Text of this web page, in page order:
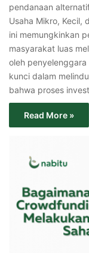
pendanaan
Usaha Mikro, Kecil,
ini memungkinkan
masyarakat luas
oleh penyelenggara
kunci dalam
bahwa proses
Read More »